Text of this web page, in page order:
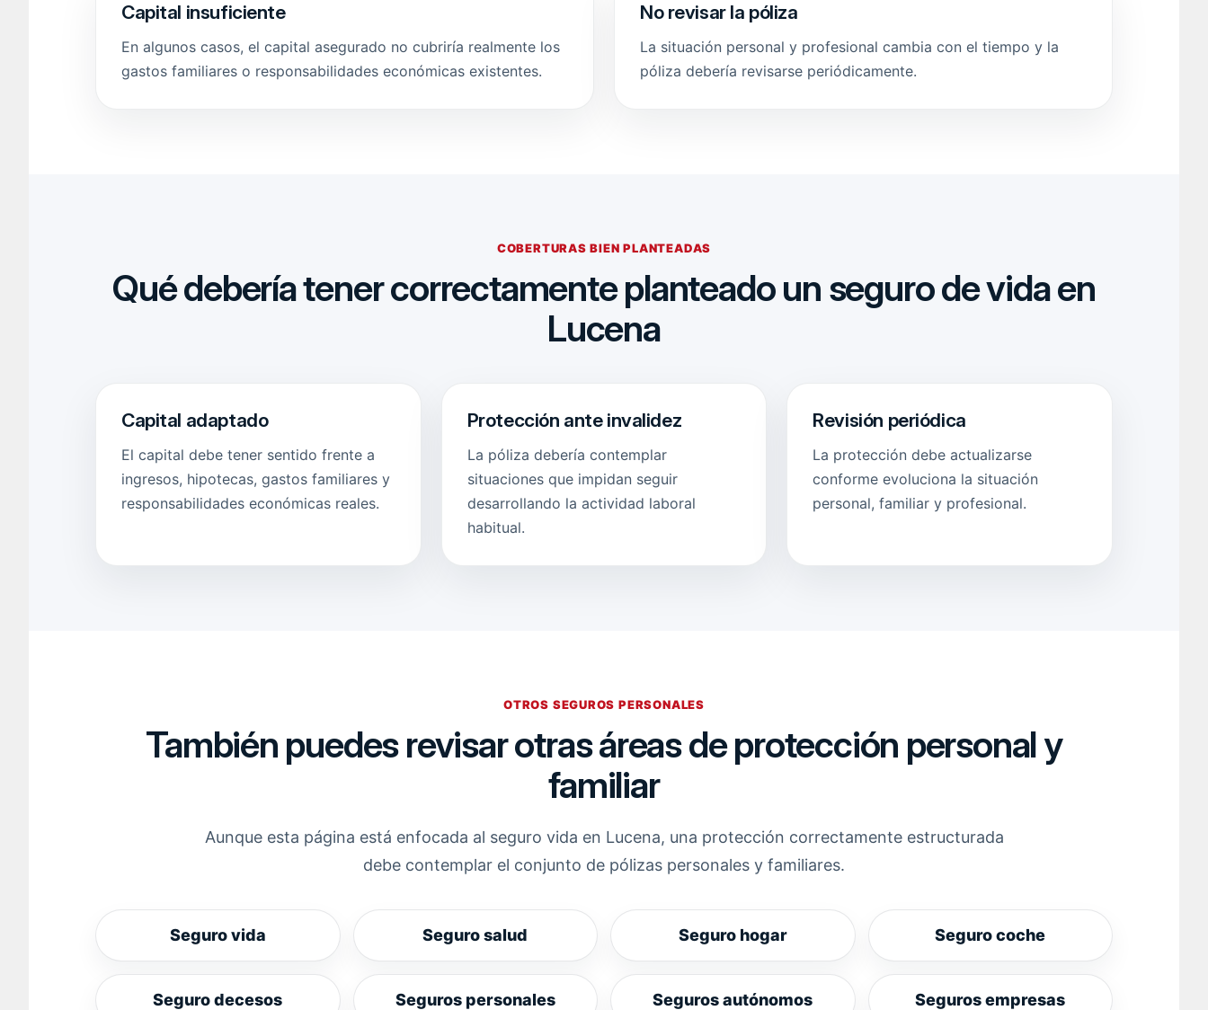
Capital insuficiente
En algunos casos, el capital asegurado no cubriría realmente los
gastos familiares o responsabilidades económicas existentes.
No revisar la póliza
La situación personal y profesional cambia con el tiempo y la
póliza debería revisarse periódicamente.
COBERTURAS BIEN PLANTEADAS
Qué debería tener correctamente planteado un seguro de vida en
Lucena
Capital adaptado
El capital debe tener sentido frente a
ingresos, hipotecas, gastos familiares y
responsabilidades económicas reales.
Protección ante invalidez
La póliza debería contemplar
situaciones que impidan seguir
desarrollando la actividad laboral
habitual.
Revisión periódica
La protección debe actualizarse
conforme evoluciona la situación
personal, familiar y profesional.
OTROS SEGUROS PERSONALES
También puedes revisar otras áreas de protección personal y
familiar
Aunque esta página está enfocada al seguro vida en Lucena, una protección correctamente estructurada
debe contemplar el conjunto de pólizas personales y familiares.
Seguro vida Seguro salud Seguro hogar Seguro coche
Seguro decesos Seguros personales Seguros autónomos Seguros empresas